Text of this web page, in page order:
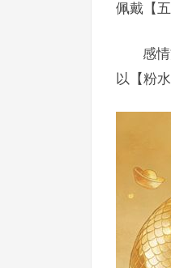
佩戴【
感
以【粉